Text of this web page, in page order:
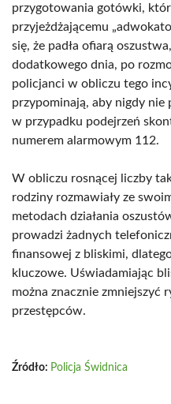
przygotowania gotówki,
przyjeżdżającemu
się, że padła ofiarą
dodatkowego dnia, po
policjanci w obliczu tego
przypominają, aby nigdy nie
w przypadku podejrzeń
numerem alarmowym 112.
W obliczu rosnącej liczby
rodziny rozmawiały ze
metodach działania
prowadzi żadnych
finansowej z bliskimi,
kluczowe. Uświadamiając
można znacznie zmniejszyć
przestępców.
Źródło: Policja Świdnica